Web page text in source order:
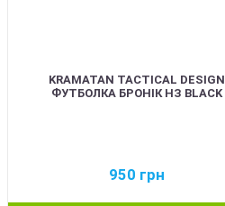
KRAMATAN TACTICAL DESIGN
ФУТБОЛКА БРОНІК НЗ BLACK
950 грн